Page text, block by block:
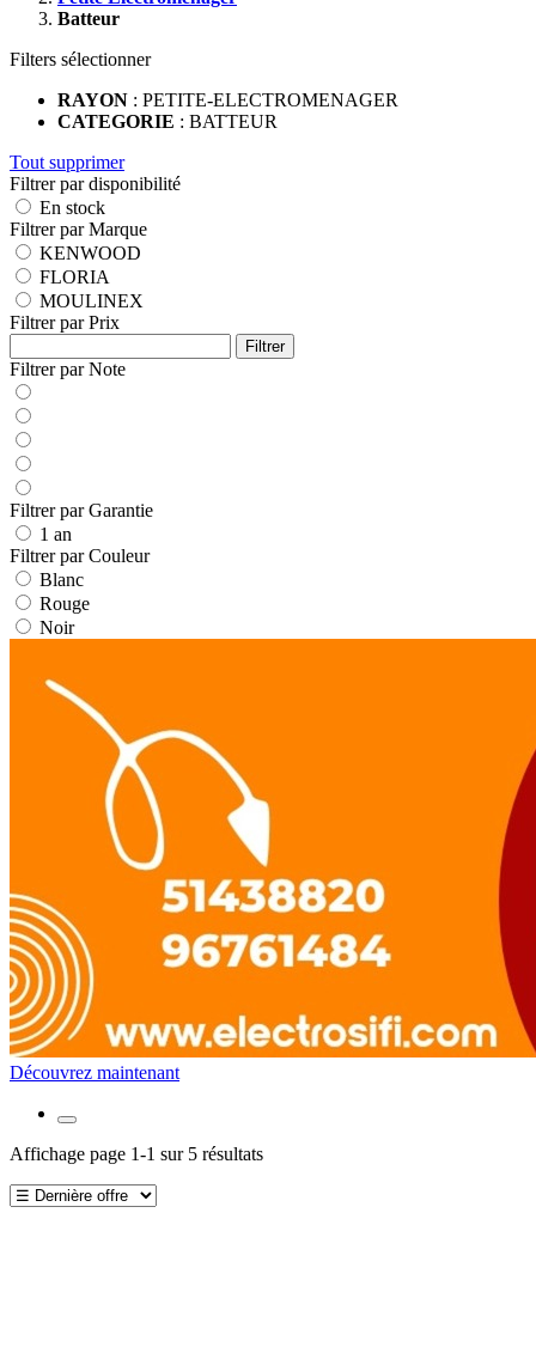
Batteur
Filters sélectionner
RAYON : PETITE-ELECTROMENAGER
CATEGORIE : BATTEUR
Tout supprimer
Filtrer par disponibilité
En stock
Filtrer par Marque
KENWOOD
FLORIA
MOULINEX
Filtrer par Prix
Filtrer
Filtrer par Note
Filtrer par Garantie
1 an
Filtrer par Couleur
Blanc
Rouge
Noir
Découvrez maintenant
Affichage page 1-1 sur 5 résultats